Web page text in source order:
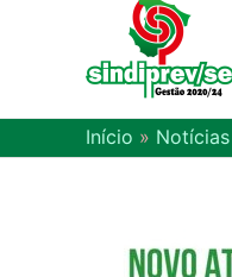
Início Notícias